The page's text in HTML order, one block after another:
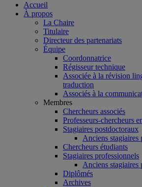
Accueil
À propos
La Chaire
Titulaire
Directeur des partenariats
Équipe
Coordonnatrice
Régisseur technique
Associée à la révision
traduction
Associés à la
Membres
Chercheurs associés
Professeurs-chercheurs
Stagiaires postdoctoraux
Anciens stagiaires
Chercheurs étudiants
Stagiaires professionnels
Anciens stagiaires
Diplômés
Archives